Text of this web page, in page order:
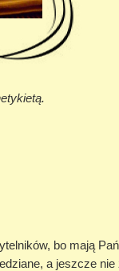
bo mają
a jeszcze